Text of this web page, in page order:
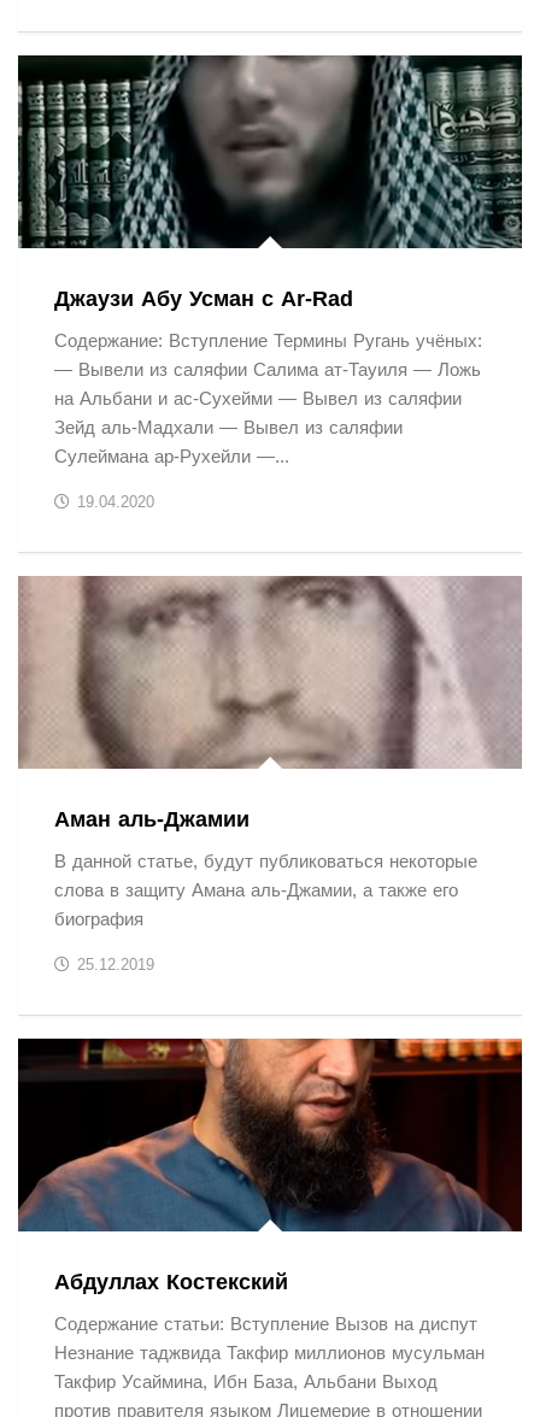
Джаузи Абу Усман с Ar-Rad
Содержание: Вступление Термины Ругань учёных:
— Вывели из саляфии Салима ат-Тауиля — Ложь
на Альбани и ас-Сухейми — Вывел из саляфии
Зейд аль-Мадхали — Вывел из саляфии
Сулеймана ар-Рухейли —...
19.04.2020
Аман аль-Джамии
В данной статье, будут публиковаться некоторые
слова в защиту Амана аль-Джамии, а также его
биография
25.12.2019
Абдуллах Костекский
Содержание статьи: Вступление Вызов на диспут
Незнание таджвида Такфир миллионов мусульман
Такфир Усаймина, Ибн База, Альбани Выход